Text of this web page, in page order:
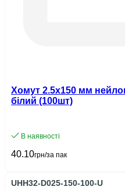
Хомут 2.5х150 мм
білий (100шт)
В наявності
40.10грн/за пак
UHH32-D025-150-100-U